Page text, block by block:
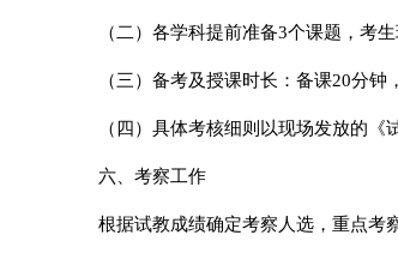
（二）各学科提前准备3个课题，考
（三）备考及授课时长：备课20分钟
（四）具体考核细则以现场发放的《
六、考察工作
根据试教成绩确定考察人选，重点考